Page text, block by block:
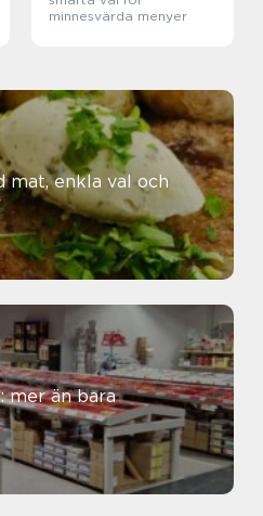
minnesvärda menyer
mer än bara